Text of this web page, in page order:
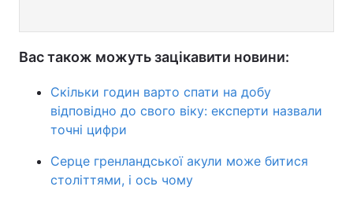
Вас також можуть зацікавити новини:
Скільки годин варто спати на добу
відповідно до свого віку: експерти назвали
точні цифри
Серце гренландської акули може битися
століттями, і ось чому